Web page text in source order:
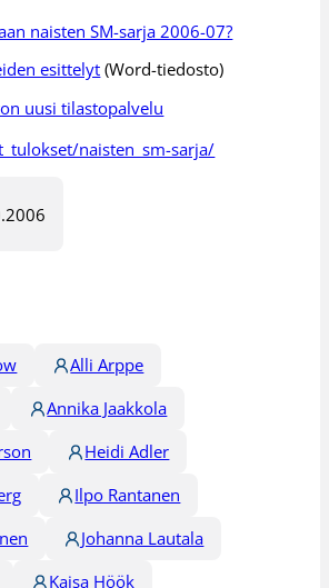
naisten SM-sarja 2006-07?
esittelyt (Word-tiedosto)
uusi tilastopalvelu
naisten_sm-sarja/
Alli Arppe
Annika Jaakkola
Heidi Adler
Ilpo Rantanen
Johanna Lautala
Kaisa Höök